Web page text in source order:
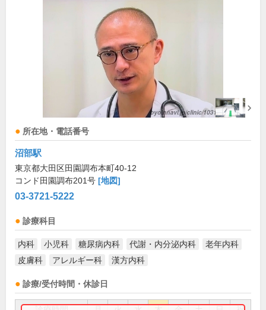
所在地・電話番号
沼部駅
東京都大田区田園調布本町40-12
コンド田園調布201号 [地図]
03-3721-5222
診療科目
内科 小児科 糖尿病内科 代謝・内分泌内科
老年内科
皮膚科
アレルギー科 漢方内科
診療/受付時間・休診日